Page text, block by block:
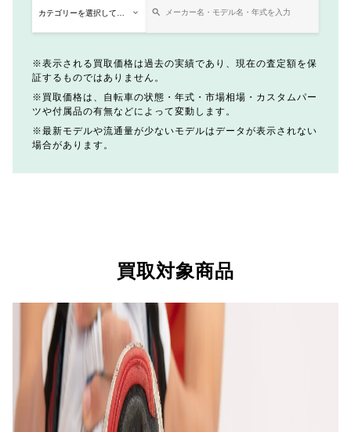
表示される買取価格は過去の実績であり、現在の査定額を保
証するものではありません。
買取価格は、自転車の状態・年式・市場相場・カスタムパー
ツや付属品の有無などによって変動します。
最新モデルや流通量が少ないモデルはデータが表示されない
場合があります。
買取対象商品